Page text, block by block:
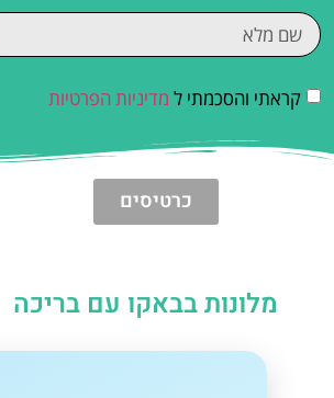
קראתי והסכמתי ל מדיניות הפרטיות
כרטיסים
מלונות בבאקו עם בריכה